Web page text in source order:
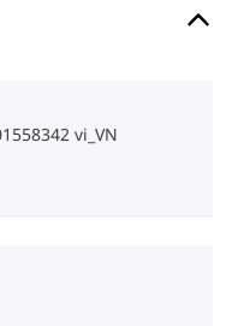
vi_VN